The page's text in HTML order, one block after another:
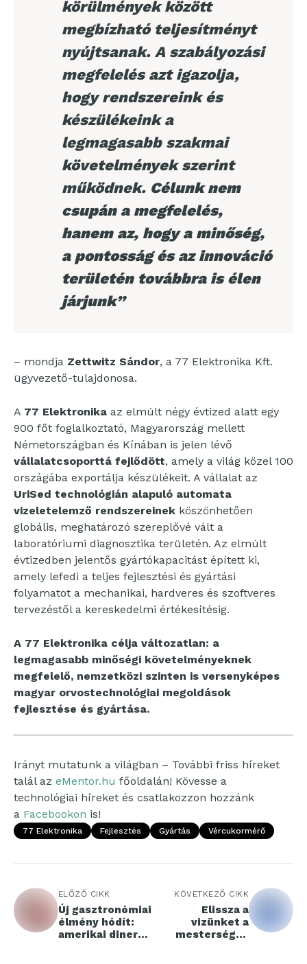
körülmények között
megbízható teljesítményt
nyújtsanak. A szabályozási
megfelelés azt igazolja,
hogy rendszereink és
készülékeink a
legmagasabb szakmai
követelmények szerint
működnek. Célunk nem
csupán a megfelelés,
hanem az, hogy a minőség,
a pontosság és az innováció
területén továbbra is élen
járjunk”
– mondja Zettwitz Sándor, a 77 Elektronika Kft.
ügyvezető-tulajdonosa.
A 77 Elektronika az elmúlt négy évtized alatt egy
900 főt foglalkoztató, Magyarország mellett
Németországban és Kínában is jelen lévő
vállalatcsoporttá fejlődött, amely a világ közel 100
országába exportálja készülékeit. A vállalat az
UriSed technológián alapuló automata
vizeletelemző rendszereinek köszönhetően
globális, meghatározó szereplővé vált a
laboratóriumi diagnosztika területén. Az elmúlt
évtizedben jelentős gyártókapacitást épített ki,
amely lefedi a teljes fejlesztési és gyártási
folyamatot a mechanikai, hardveres és szoftveres
tervezéstől a kereskedelmi értékesítésig.
A 77 Elektronika célja változatlan: a
legmagasabb minőségi követelményeknek
megfelelő, nemzetközi szinten is versenyképes
magyar orvostechnológiai megoldások
fejlesztése és gyártása.
Irányt mutatunk a világban – További friss híreket
talál az eMentor.hu főoldalán! Kövesse a
technológiai híreket és csatlakozzon hozzánk
a Facebookon is!
77 Elektronika Fejlesztés Gyártás Vércukormérő
ELŐZŐ CIKK
Új gasztronómiai
élmény hódít:
amerikai diner
KÖVETKEZŐ CIKK
Elissza a
vizünket a
mesterséges